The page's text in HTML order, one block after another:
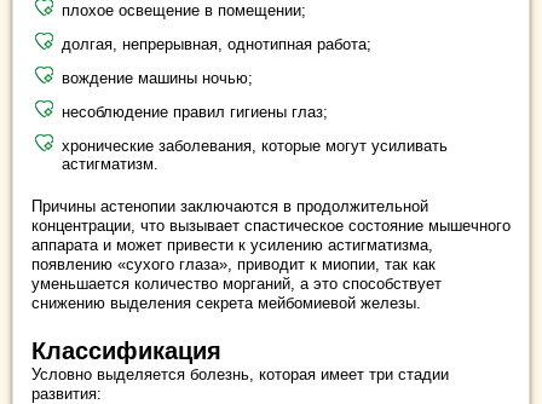
плохое освещение в помещении;
долгая, непрерывная, однотипная работа;
вождение машины ночью;
несоблюдение правил гигиены глаз;
хронические заболевания, которые могут усиливать
астигматизм.
Причины астенопии заключаются в продолжительной
концентрации, что вызывает спастическое состояние мышечного
аппарата и может привести к усилению астигматизма,
появлению «сухого глаза», приводит к миопии, так как
уменьшается количество морганий, а это способствует
снижению выделения секрета мейбомиевой железы.
Классификация
Условно выделяется болезнь, которая имеет три стадии
развития: